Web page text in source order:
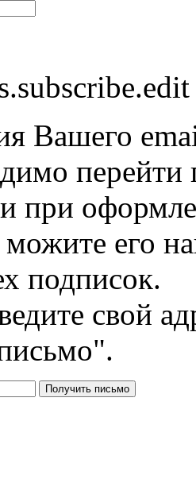
Вашего
перейти
при
его
подписок.
свой